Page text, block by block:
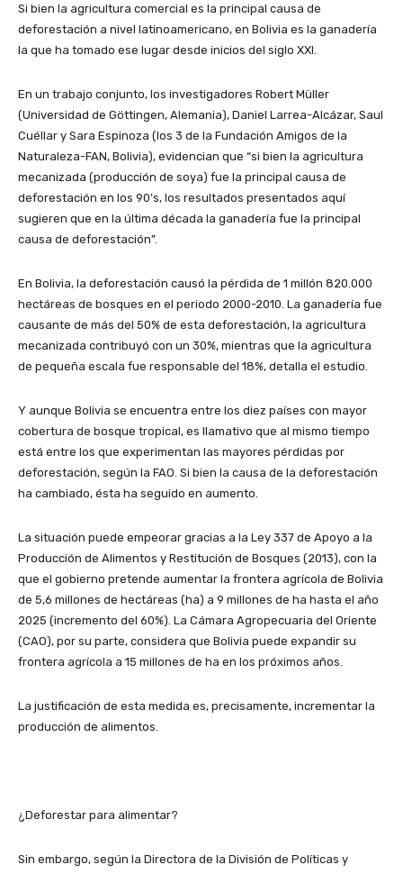
Si bien la agricultura comercial es la principal causa de
deforestación a nivel latinoamericano, en Bolivia es la ganadería
la que ha tomado ese lugar desde inicios del siglo XXI.
En un trabajo conjunto, los investigadores Robert Müller
(Universidad de Göttingen, Alemania), Daniel Larrea-Alcázar, Saul
Cuéllar y Sara Espinoza (los 3 de la Fundación Amigos de la
Naturaleza-FAN, Bolivia), evidencian que “si bien la agricultura
mecanizada (producción de soya) fue la principal causa de
deforestación en los 90’s, los resultados presentados aquí
sugieren que en la última década la ganadería fue la principal
causa de deforestación”.
En Bolivia, la deforestación causó la pérdida de 1 millón 820.000
hectáreas de bosques en el periodo 2000-2010. La ganadería fue
causante de más del 50% de esta deforestación, la agricultura
mecanizada contribuyó con un 30%, mientras que la agricultura
de pequeña escala fue responsable del 18%, detalla el estudio.
Y aunque Bolivia se encuentra entre los diez países con mayor
cobertura de bosque tropical, es llamativo que al mismo tiempo
está entre los que experimentan las mayores pérdidas por
deforestación, según la FAO. Si bien la causa de la deforestación
ha cambiado, ésta ha seguido en aumento.
La situación puede empeorar gracias a la Ley 337 de Apoyo a la
Producción de Alimentos y Restitución de Bosques (2013), con la
que el gobierno pretende aumentar la frontera agrícola de Bolivia
de 5,6 millones de hectáreas (ha) a 9 millones de ha hasta el año
2025 (incremento del 60%). La Cámara Agropecuaria del Oriente
(CAO), por su parte, considera que Bolivia puede expandir su
frontera agrícola a 15 millones de ha en los próximos años.
La justificación de esta medida es, precisamente, incrementar la
producción de alimentos.
¿Deforestar para alimentar?
Sin embargo, según la Directora de la División de Políticas y